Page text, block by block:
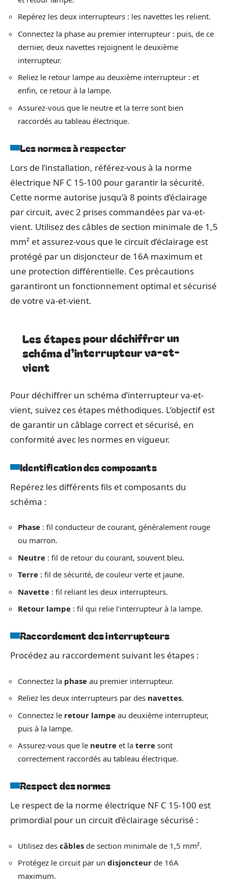
Repérez les deux interrupteurs : les navettes les relient.
Connectez la phase au premier interrupteur : puis, de ce
dernier, deux navettes rejoignent le deuxième
interrupteur.
Reliez le retour lampe au deuxième interrupteur : et
enfin, ce retour à la lampe.
Assurez-vous que le neutre et la terre sont bien
raccordés au tableau électrique.
Les normes à respecter
Lors de l’installation, référez-vous à la norme
électrique NF C 15-100 pour garantir la sécurité.
Cette norme autorise jusqu’à 8 points d’éclairage
par circuit, avec 2 prises commandées par va-et-
vient. Utilisez des câbles de section minimale de 1,5
mm² et assurez-vous que le circuit d’éclairage est
protégé par un disjoncteur de 16A maximum et
une protection différentielle. Ces précautions
garantiront un fonctionnement optimal et sécurisé
de votre va-et-vient.
Les étapes pour déchiffrer un
schéma d’interrupteur va-et-
vient
Pour déchiffrer un schéma d’interrupteur va-et-
vient, suivez ces étapes méthodiques. L’objectif est
de garantir un câblage correct et sécurisé, en
conformité avec les normes en vigueur.
Identification des composants
Repérez les différents fils et composants du
schéma :
Phase : fil conducteur de courant, généralement rouge
ou marron.
Neutre : fil de retour du courant, souvent bleu.
Terre : fil de sécurité, de couleur verte et jaune.
Navette : fil reliant les deux interrupteurs.
Retour lampe : fil qui relie l’interrupteur à la lampe.
Raccordement des interrupteurs
Procédez au raccordement suivant les étapes :
Connectez la phase au premier interrupteur.
Reliez les deux interrupteurs par des navettes.
Connectez le retour lampe au deuxième interrupteur,
puis à la lampe.
Assurez-vous que le neutre et la terre sont
correctement raccordés au tableau électrique.
Respect des normes
Le respect de la norme électrique NF C 15-100 est
primordial pour un circuit d’éclairage sécurisé :
Utilisez des câbles de section minimale de 1,5 mm².
Protégez le circuit par un disjoncteur de 16A
maximum.